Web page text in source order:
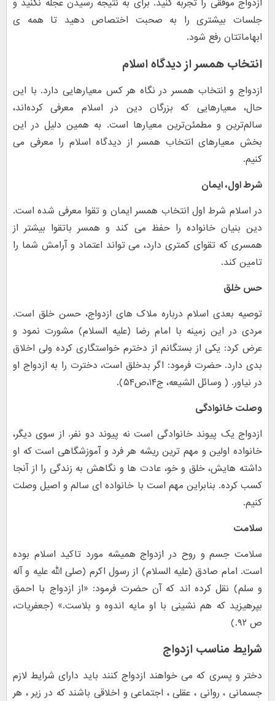
ازدواج موفقی را تجربه کنید. برای به نتیجه رسیدن عجله نکنید و
جلسات بیشتری را به صحبت اختصاص دهید تا همه ی
ابهاماتتان رفع شود.
انتخاب همسر از دیدگاه اسلام
ازدواج و انتخاب همسر در نگاه هر کس معیارهایی دارد. با این
حال، معیارهایی که بزرگان دین در اسلام معرفی کرده‌اند،
سالم‌ترین و مطمئن‌ترین معیارها است. به همین دلیل در این
بخش معیارهای انتخاب همسر از دیدگاه اسلام را معرفی می
کنیم.
شرط اول، ایمان
در اسلام شرط اول انتخاب همسر ایمان و تقوا معرفی شده است.
دین بنیان خانواده را حفظ می کند و همسر باتقوا بیشتر از
همسری که تقوای کمتری دارد، می تواند اعتماد و آرامش شما را
تامین کند.
حس خلق
توصیه بعدی اسلام درباره ملاک های ازدواج، حسن خلق است.
مردی در این زمینه با امام رضا (علیه السلام) مشورت نمود و
عرض کرد: یکی از بستگانم از دخترم خواستگاری کرده ولی اخلاق
بدی دارد. حضرت فرمود: اگر بدخلق است، دخترت را به ازدواج او
در نیاور. ( وسائل الشیعه، ج۱۴،ص۵۴).
وصلت خانوادگی
ازدواج یک پیوند خانوادگی است نه پیوند دو نفر. از سوی دیگر،
خانواده اولین و مهم ترین ریشه هر فرد و آموزشگاهی است که او
داشته هایش، خلق و خو، عادت ها و نگاهش به زندگی را از آنجا
کسب کرده. بنابراین مهم است با خانواده ای سالم و اصیل وصلت
کنیم.
سلامت
سلامت جسم و روح در ازدواج همیشه مورد تاکید اسلام بوده
است. امام صادق (علیه السلام) از رسول اکرم (صلی الله علیه و آله
و سلم) نقل کرده اند که آن حضرت فرمود: «از ازدواج با احمق
بپرهیزید که هم نشینی با او مایه اندوه و بلاست.» (جعفریات،
ص ۹۲.)
شرایط مناسب ازدواج
دختر و پسری که می خواهند ازدواج کنند باید دارای شرایط لازم
جسمانی ، روانی ، عقلی ، اجتماعی و اخلاقی باشند که در زیر ، هر